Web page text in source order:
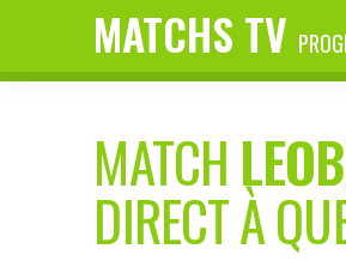
MATCHS TV
MATCH
DIRECT À